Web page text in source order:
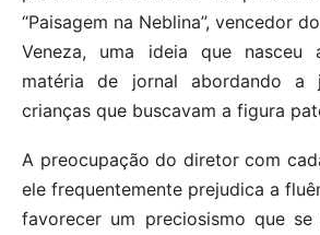
“Paisagem na Neblina”, vencedor
Veneza, uma ideia que
matéria de jornal abordando a
crianças que buscavam a figura
A preocupação do diretor com
ele frequentemente prejudica a
favorecer um preciosismo que